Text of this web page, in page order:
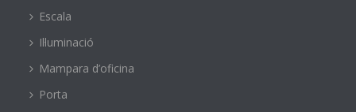
Escala
Il·luminació
Mampara d’oficina
Porta